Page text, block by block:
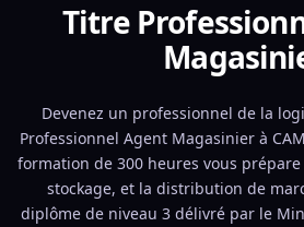
Titre
Devenez un professionnel de la
Professionnel Agent Magasinier à
formation de 300 heures vous
stockage, et la distribution de
diplôme de niveau 3 délivré par le